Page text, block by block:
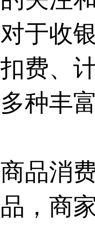
对于收
扣费、
多种丰
商品消
品，商